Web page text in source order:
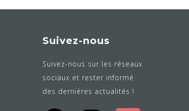
Suivez-nous
Suivez-nous sur les réseaux
sociaux et rester informé
des dernières actualités !